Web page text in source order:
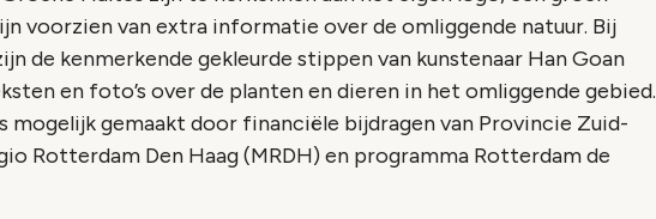
voorzien van extra informatie over de omliggende natuur. Bij
de kenmerkende gekleurde stippen van kunstenaar Han Goan
en foto’s over de planten en dieren in het omliggende gebied.
mogelijk gemaakt door financiële bijdragen van Provincie Zuid-
Rotterdam Den Haag (MRDH) en programma Rotterdam de